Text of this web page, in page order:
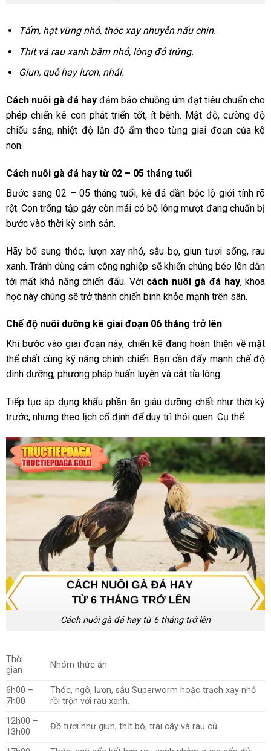
Tấm, hạt vừng nhỏ, thóc xay nhuyễn nấu chín.
Thịt và rau xanh băm nhỏ, lòng đỏ trứng.
Giun, quế hay lươn, nhái.
Cách nuôi gà đá hayđảm bảo chuồng úm đạt tiêu chuẩn cho
phép chiến kê con phát triển tốt, ít bệnh. Mật độ, cường độ
chiếu sáng, nhiệt độ lẫn độ ẩm theo từng giai đoạn của kê
non.
Cách nuôi gà đá hay từ 02 – 05 tháng tuổi
Bước sang 02 – 05 tháng tuổi, kê đá dần bộc lộ giới tính rõ
rệt. Con trống tập gáy còn mái có bộ lông mượt đang chuẩn bị
bước vào thời kỳ sinh sản.
Hãy bổ sung thóc, lượn xay nhỏ, sâu bọ, giun tươi sống, rau
xanh. Tránh dùng cám công nghiệp sẽ khiến chúng béo lên dẫn
tới mất khả năng chiến đấu. Với cách nuôi gà đá hay, khoa
học này chúng sẽ trở thành chiến binh khỏe mạnh trên sân.
Chế độ nuôi dưỡng kê giai đoạn 06 tháng trở lên
Khi bước vào giai đoạn này, chiến kê đang hoàn thiện về mặt
thể chất cùng kỹ năng chinh chiến. Bạn cần đẩy mạnh chế độ
dinh dưỡng, phương pháp huấn luyện và cắt tỉa lông.
Tiếp tục áp dụng khẩu phần ăn giàu dưỡng chất như thời kỳ
trước, nhưng theo lịch cố định để duy trì thói quen. Cụ thể:
Cách nuôi gà đá hay từ 6 tháng trở lên
Thời
gian
Nhóm thức ăn
6h00 –
7h00
Thóc, ngô, lươn, sâu Superworm hoặc trạch xay nhỏ
rồi trộn với rau xanh.
12h00 –
13h00
Đồ tươi như giun, thịt bò, trái cây và rau củ